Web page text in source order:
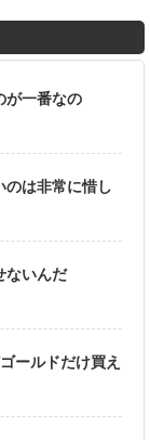
が一番なの
のは非常に惜し
ないんだ
ールドだけ買え